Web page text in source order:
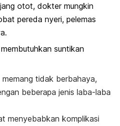
otot, dokter mungkin
pereda nyeri, pelemas
suntikan
tidak berbahaya,
beberapa jenis laba-laba
menyebabkan komplikasi